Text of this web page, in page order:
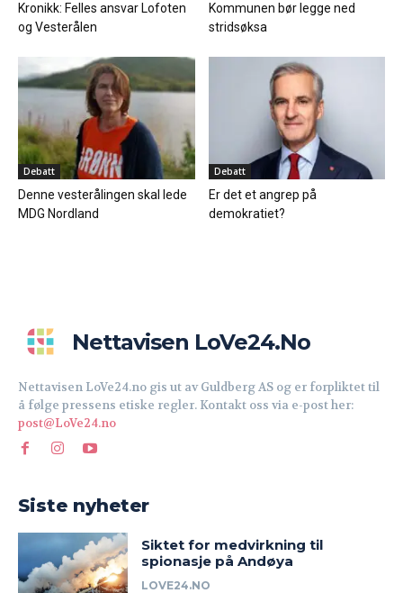
Kronikk: Felles ansvar Lofoten
og Vesterålen
Kommunen bør legge ned
stridsøksa
Debatt
Denne vesterålingen skal lede
MDG Nordland
Debatt
Er det et angrep på
demokratiet?
Nettavisen LoVe24.no
Nettavisen LoVe24.no gis ut av Guldberg AS og er forpliktet til
å følge pressens etiske regler. Kontakt oss via e-post her:
post@LoVe24.no
Siste nyheter
Siktet for medvirkning til
spionasje på Andøya
LOVE24.NO